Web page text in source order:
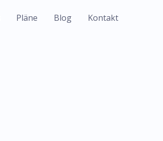
Pläne Blog Kontakt